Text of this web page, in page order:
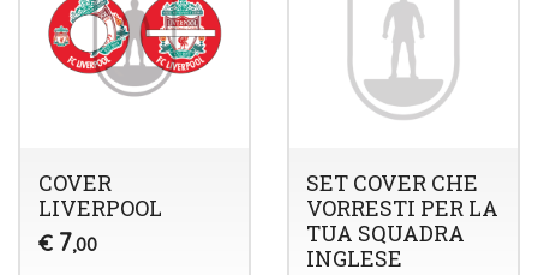
COVER
LIVERPOOL
€ 7,00
SET COVER CHE
VORRESTI PER LA
TUA SQUADRA
INGLESE